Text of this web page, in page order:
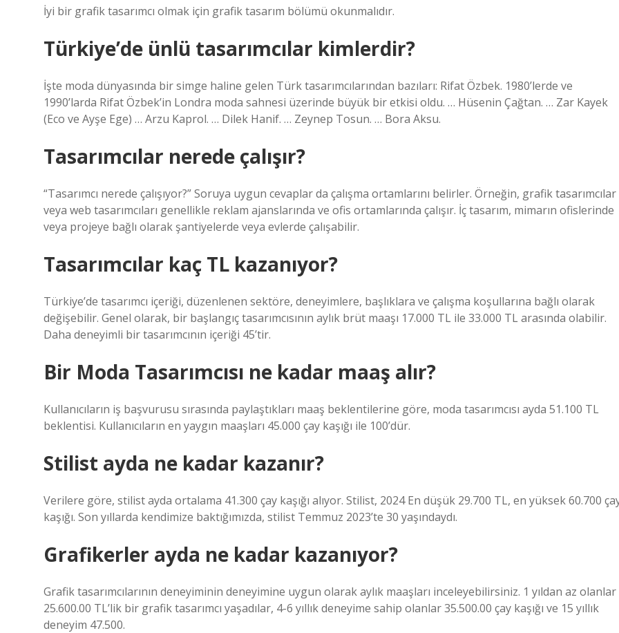
İyi bir grafik tasarımcı olmak için grafik tasarım bölümü okunmalıdır.
Türkiye’de ünlü tasarımcılar kimlerdir?
İşte moda dünyasında bir simge haline gelen Türk tasarımcılarından bazıları: Rifat Özbek. 1980’lerde ve
1990’larda Rifat Özbek’in Londra moda sahnesi üzerinde büyük bir etkisi oldu. … Hüsenin Çağtan. … Zar Kayek
(Eco ve Ayşe Ege) … Arzu Kaprol. … Dilek Hanif. … Zeynep Tosun. … Bora Aksu.
Tasarımcılar nerede çalışır?
“Tasarımcı nerede çalışıyor?” Soruya uygun cevaplar da çalışma ortamlarını belirler. Örneğin, grafik tasarımcılar
veya web tasarımcıları genellikle reklam ajanslarında ve ofis ortamlarında çalışır. İç tasarım, mimarın ofislerinde
veya projeye bağlı olarak şantiyelerde veya evlerde çalışabilir.
Tasarımcılar kaç TL kazanıyor?
Türkiye’de tasarımcı içeriği, düzenlenen sektöre, deneyimlere, başlıklara ve çalışma koşullarına bağlı olarak
değişebilir. Genel olarak, bir başlangıç ​​tasarımcısının aylık brüt maaşı 17.000 TL ile 33.000 TL arasında olabilir.
Daha deneyimli bir tasarımcının içeriği 45’tir.
Bir Moda Tasarımcısı ne kadar maaş alır?
Kullanıcıların iş başvurusu sırasında paylaştıkları maaş beklentilerine göre, moda tasarımcısı ayda 51.100 TL
beklentisi. Kullanıcıların en yaygın maaşları 45.000 çay kaşığı ile 100’dür.
Stilist ayda ne kadar kazanır?
Verilere göre, stilist ayda ortalama 41.300 çay kaşığı alıyor. Stilist, 2024 En düşük 29.700 TL, en yüksek 60.700
kaşığı. Son yıllarda kendimize baktığımızda, stilist Temmuz 2023’te 30 yaşındaydı.
Grafikerler ayda ne kadar kazanıyor?
Grafik tasarımcılarının deneyiminin deneyimine uygun olarak aylık maaşları inceleyebilirsiniz. 1 yıldan az olanlar
25.600.00 TL’lik bir grafik tasarımcı yaşadılar, 4-6 yıllık deneyime sahip olanlar 35.500.00 çay kaşığı ve 15 yıllık
deneyim 47.500.